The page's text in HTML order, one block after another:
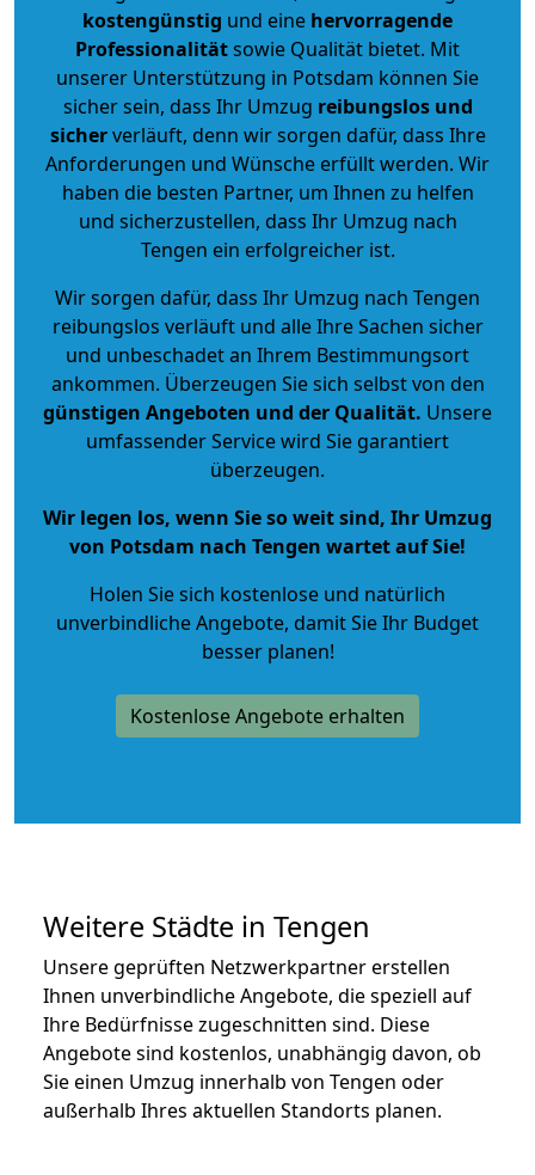
kostengünstig und eine hervorragende
Professionalitätsowie Qualität bietet. Mit
unserer Unterstützung in Potsdam können Sie
sicher sein, dass Ihr Umzug reibungslos und
sicherverläuft, denn wir sorgen dafür, dass Ihre
Anforderungen und Wünsche erfüllt werden. Wir
haben die besten Partner, um Ihnen zu helfen
und sicherzustellen, dass Ihr Umzug nach
Tengen ein erfolgreicher ist.
Wir sorgen dafür, dass Ihr Umzug nach Tengen
reibungslos verläuft und alle Ihre Sachen sicher
und unbeschadet an Ihrem Bestimmungsort
ankommen. Überzeugen Sie sich selbst von den
günstigen Angeboten und der Qualität. Unsere
umfassender Service wird Sie garantiert
überzeugen.
Wir legen los, wenn Sie so weit sind, Ihr Umzug
von Potsdam nach Tengen wartet auf Sie!
Holen Sie sich kostenlose und natürlich
unverbindliche Angebote, damit Sie Ihr Budget
besser planen!
Kostenlose Angebote erhalten
Weitere Städte in Tengen
Unsere geprüften Netzwerkpartner erstellen
Ihnen unverbindliche Angebote, die speziell auf
Ihre Bedürfnisse zugeschnitten sind. Diese
Angebote sind kostenlos, unabhängig davon, ob
Sie einen Umzug innerhalb von Tengen oder
außerhalb Ihres aktuellen Standorts planen.